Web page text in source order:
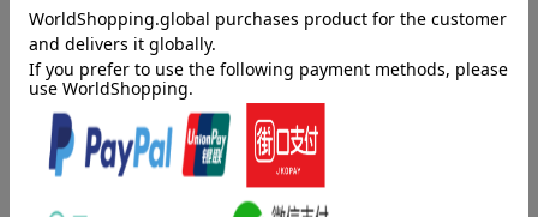
ャットに翻弄されるマーベル・ヒーローたちの新たな魅力がたっ
ぷり詰まった一冊です。
内容紹介（「BOOK」データベースより）
スパイダーマン、アイアンマンなど、おなじみのヒーローたちか
ら、サノス、ギャラクタスなどのこわもてヴィラン、タスクマス
ター、デッドプールなどの個性派キャラまでーマーベルの人気キ